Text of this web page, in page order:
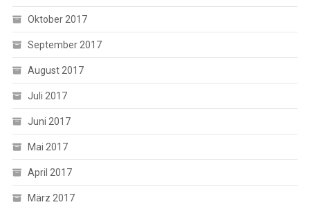
Oktober 2017
September 2017
August 2017
Juli 2017
Juni 2017
Mai 2017
April 2017
März 2017